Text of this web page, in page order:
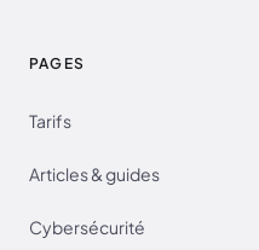
PAGES
Tarifs
Articles & guides
Cybersécurité